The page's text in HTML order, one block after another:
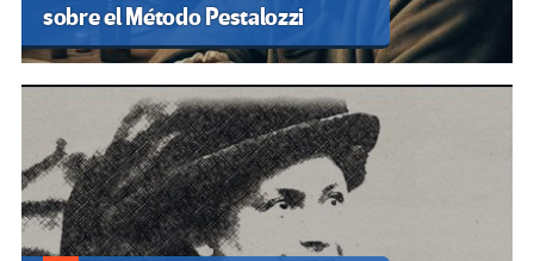
sobre el Método Pestalozzi